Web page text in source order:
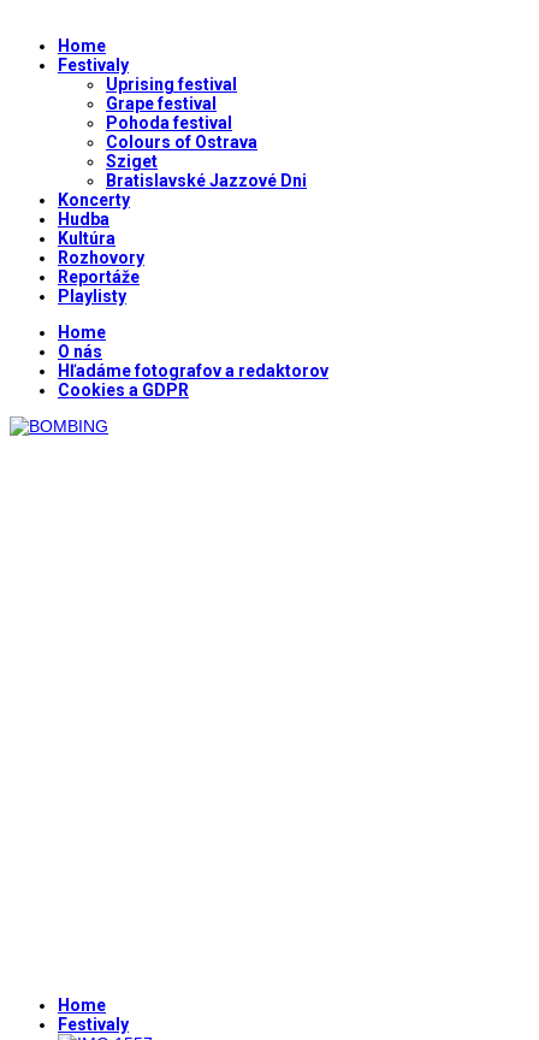
Home
Festivaly
Uprising festival
Grape festival
Pohoda festival
Colours of Ostrava
Sziget
Bratislavské Jazzové Dni
Koncerty
Hudba
Kultúra
Rozhovory
Reportáže
Playlisty
Home
O nás
Hľadáme fotografov a redaktorov
Cookies a GDPR
Home
Festivaly